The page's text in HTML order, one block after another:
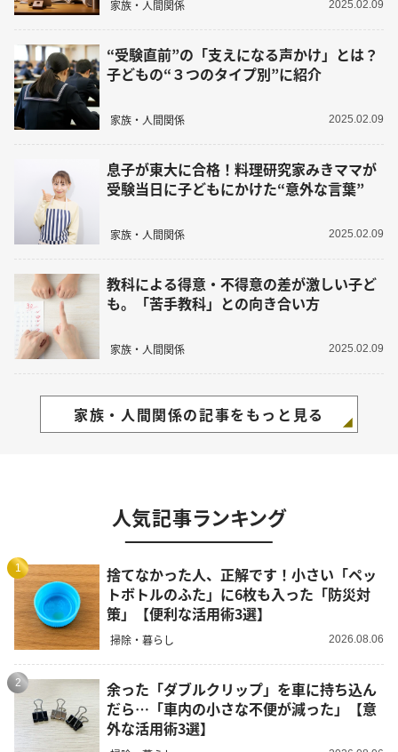
家族・人間関係 2025.02.09
“受験直前”の「支えになる声かけ」とは？
子どもの“３つのタイプ別”に紹介
家族・人間関係 2025.02.09
息子が東大に合格！料理研究家みきママが
受験当日に子どもにかけた“意外な言葉”
家族・人間関係 2025.02.09
教科による得意・不得意の差が激しい子ど
も。「苦手教科」との向き合い方
家族・人間関係 2025.02.09
家族・人間関係の記事をもっと見る
人気記事ランキング
1
捨てなかった人、正解です！小さい「ペッ
トボトルのふた」に6枚も入った「防災対
策」【便利な活用術3選】
掃除・暮らし 2026.08.06
2
余った「ダブルクリップ」を車に持ち込ん
だら…「車内の小さな不便が減った」【意
外な活用術3選】